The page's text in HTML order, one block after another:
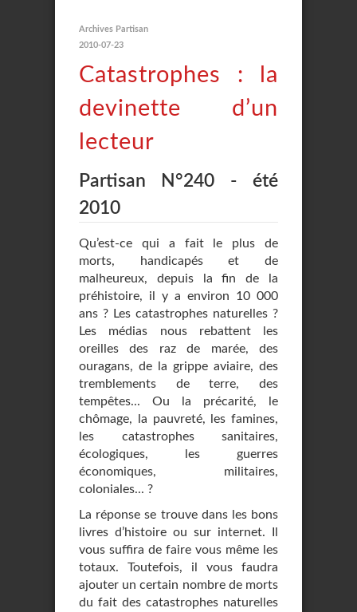
Archives Partisan
2010-07-23
Catastrophes : la
devinette d’un
lecteur
Partisan N°240 - été
2010
Qu’est-ce qui a fait le plus de
morts, handicapés et de
malheureux, depuis la fin de la
préhistoire, il y a environ 10 000
ans ? Les catastrophes naturelles ?
Les médias nous rebattent les
oreilles des raz de marée, des
ouragans, de la grippe aviaire, des
tremblements de terre, des
tempêtes... Ou la précarité, le
chômage, la pauvreté, les famines,
les catastrophes sanitaires,
écologiques, les guerres
économiques, militaires,
coloniales... ?
La réponse se trouve dans les bons
livres d’histoire ou sur internet. Il
vous suffira de faire vous même les
totaux. Toutefois, il vous faudra
ajouter un certain nombre de morts
du fait des catastrophes naturelles